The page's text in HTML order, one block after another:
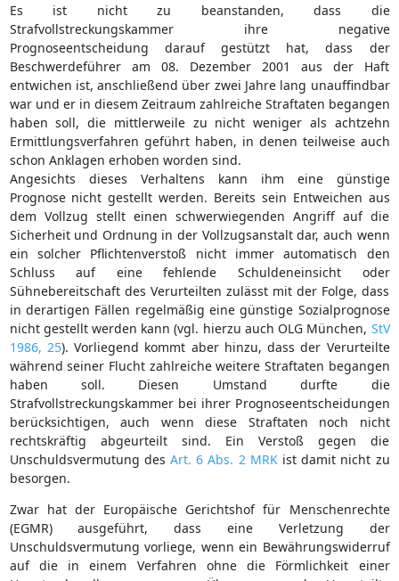
Es ist nicht zu beanstanden, dass die
Strafvollstreckungskammer ihre negative
Prognoseentscheidung darauf gestützt hat, dass der
Beschwerdeführer am 08. Dezember 2001 aus der Haft
entwichen ist, anschließend über zwei Jahre lang unauffindbar
war und er in diesem Zeitraum zahlreiche Straftaten begangen
haben soll, die mittlerweile zu nicht weniger als achtzehn
Ermittlungsverfahren geführt haben, in denen teilweise auch
schon Anklagen erhoben worden sind.
Angesichts dieses Verhaltens kann ihm eine günstige
Prognose nicht gestellt werden. Bereits sein Entweichen aus
dem Vollzug stellt einen schwerwiegenden Angriff auf die
Sicherheit und Ordnung in der Vollzugsanstalt dar, auch wenn
ein solcher Pflichtenverstoß nicht immer automatisch den
Schluss auf eine fehlende Schuldeneinsicht oder
Sühnebereitschaft des Verurteilten zulässt mit der Folge, dass
in derartigen Fällen regelmäßig eine günstige Sozialprognose
nicht gestellt werden kann (vgl. hierzu auch OLG München, StV
1986, 25). Vorliegend kommt aber hinzu, dass der Verurteilte
während seiner Flucht zahlreiche weitere Straftaten begangen
haben soll. Diesen Umstand durfte die
Strafvollstreckungskammer bei ihrer Prognoseentscheidungen
berücksichtigen, auch wenn diese Straftaten noch nicht
rechtskräftig abgeurteilt sind. Ein Verstoß gegen die
Unschuldsvermutung des Art. 6 Abs. 2 MRKist damit nicht zu
besorgen.
Zwar hat der Europäische Gerichtshof für Menschenrechte
(EGMR) ausgeführt, dass eine Verletzung der
Unschuldsvermutung vorliege, wenn ein Bewährungswiderruf
auf die in einem Verfahren ohne die Förmlichkeit einer